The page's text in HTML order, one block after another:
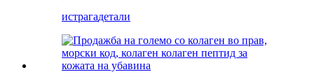
истрагадетали